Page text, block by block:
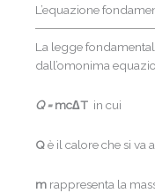
L’equazione
La legge
dall’omonima
Q =mc∆T in cui
Qè il calore che si va
m rappresenta la